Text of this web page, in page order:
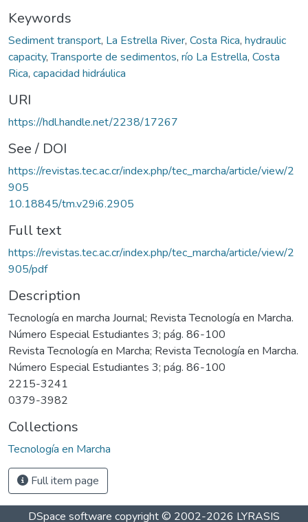
Keywords
Sediment transport, La Estrella River, Costa Rica, hydraulic
capacity,Transporte de sedimentos, río La Estrella, Costa
Rica, capacidad hidráulica
URI
https://hdl.handle.net/2238/17267
See / DOI
https://revistas.tec.ac.cr/index.php/tec_marcha/article/view/2
905
10.18845/tm.v29i6.2905
Full text
https://revistas.tec.ac.cr/index.php/tec_marcha/article/view/2
905/pdf
Description
Tecnología en marcha Journal; Revista Tecnología en Marcha.
Número Especial Estudiantes 3; pág. 86-100
Revista Tecnología en Marcha; Revista Tecnología en Marcha.
Número Especial Estudiantes 3; pág. 86-100
2215-3241
0379-3982
Collections
Tecnología en Marcha
Full item page
DSpace software copyright © 2002-2026 LYRASIS